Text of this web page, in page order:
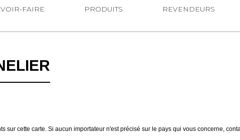
FAIRE PRODUITS REVENDEURS
sur cette carte. Si aucun importateur n'est précisé sur le pays qui vous concerne,